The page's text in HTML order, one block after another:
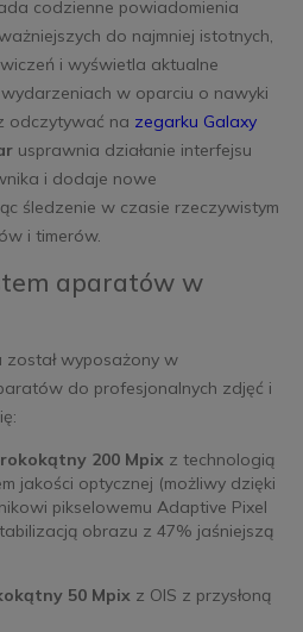
codzienne powiadomienia
do najmniej istotnych,
i wyświetla aktualne
w oparciu o nawyki
odczytywać na zegarku Galaxy
usprawnia działanie interfejsu
i dodaje nowe
śledzenie w czasie rzeczywistym
i timerów.
aparatów w
został wyposażony w
do profesjonalnych zdjęć i
200 Mpixz technologią
jakości optycznej (możliwy dzięki
pikselowemu Adaptive Pixel
obrazu z 47% jaśniejszą
50 Mpixz OIS z przysłoną